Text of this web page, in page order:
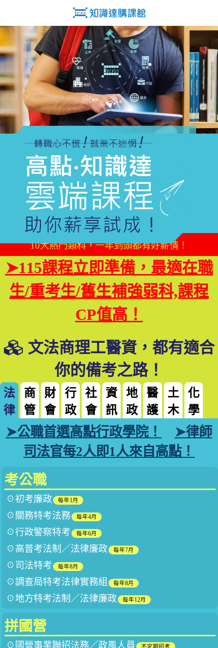
10大熱門類科，一年到頭都有好薪情！
➤115課程立即準備，最適在職
生/重考生/舊生補強弱科,課程
CP值高！
文法商理工醫資，都有適合
你的備考之路！
法
律
商
管
財
會
行
政
社
會
資
訊
地
政
醫
護
土
木
化
學
➤公職首選高點行政學院！
➤律師
司法官每2人即1人來自高點！
考公職
☉初考廉政 每年1月
☉關務特考法務 每年4月
☉行政警察特考 每年6月
☉高普考法制／法律廉政 每年7月
☉司法特考 每年8月
☉調查局特考法律實務組 每年8月
☉地方特考法制／法律廉政 每年12月
拼國營
☉ 國營事業聯招法務／政風人員 不定期招考